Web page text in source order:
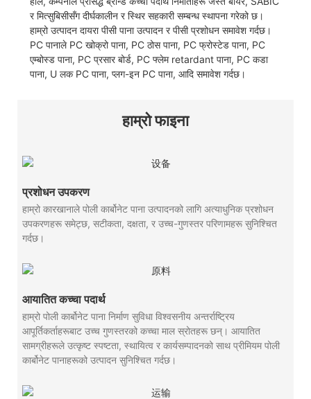
र मित्सुबिसीसँग दीर्घकालीन र स्थिर सहकारी सम्बन्ध स्थापना गरेको छ।
हाम्रो उत्पादन दायरा पीसी पाना उत्पादन र पीसी प्रशोधन समावेश गर्दछ।
PC पानाले PC खोक्रो पाना, PC ठोस पाना, PC फ्रोस्टेड पाना, PC
एम्बोस्ड पाना, PC प्रसार बोर्ड, PC फ्लेम retardant पाना, PC कडा
पाना, U लक PC पाना, प्लग-इन PC पाना, आदि समावेश गर्दछ।
हाम्रो फाइना
प्रशोधन उपकरण
हाम्रो कारखानाले पोली कार्बोनेट पाना उत्पादनको लागि अत्याधुनिक प्रशोधन
उपकरणहरू समेट्छ, सटीकता, दक्षता, र उच्च-गुणस्तर परिणामहरू सुनिश्चित
गर्दछ।
आयातित कच्चा पदार्थ
हाम्रो पोली कार्बोनेट पाना निर्माण सुविधा विश्वसनीय अन्तर्राष्ट्रिय
आपूर्तिकर्ताहरूबाट उच्च गुणस्तरको कच्चा माल स्रोतहरू छन्। आयातित
सामग्रीहरूले उत्कृष्ट स्पष्टता, स्थायित्व र कार्यसम्पादनको साथ प्रीमियम पोली
कार्बोनेट पानाहरूको उत्पादन सुनिश्चित गर्दछ।